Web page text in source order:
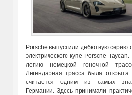
Porsche выпустили дебютную серию
электрического купе Porsche
летию немецкой гоночной
Легендарная трасса была
считается одним из самых
Германии. Здесь принимали